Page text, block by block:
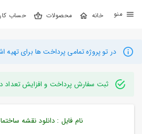
محصولات حساب کاربری خرید
بستن
محصولات
اشتراک
در تو پروژه تمامی پرداخت ها برای تهیه اشتراک
ثبت سفارش پرداخت و افزایش تعداد
نام فایل : دانلود نقشه ساختمان